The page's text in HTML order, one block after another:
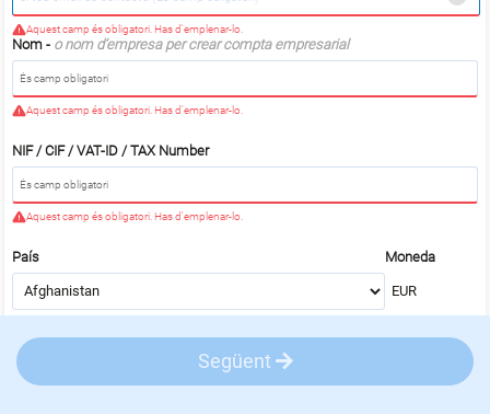
Aquest camp és obligatori. Has d'emplenar-lo.
Nom - o nom d’empresa per crear compta empresarial
Aquest camp és obligatori. Has d'emplenar-lo.
NIF / CIF / VAT-ID / TAX Number
Aquest camp és obligatori. Has d'emplenar-lo.
País Moneda
Següent